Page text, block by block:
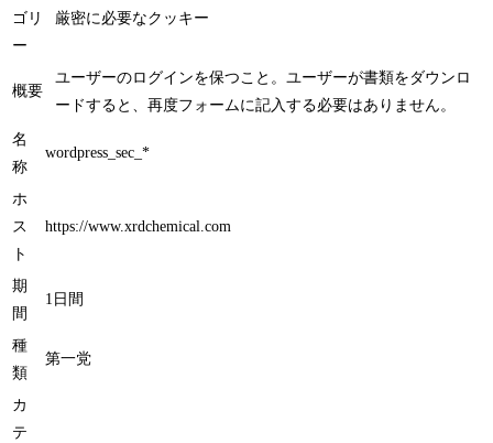
ゴリ
ー
厳密に必要なクッキー
概要
ユーザーのログインを保つこと。ユーザーが書類をダウンロ
ードすると、再度フォームに記入する必要はありません。
名
称
wordpress_sec_*
ホ
ス
ト
https://www.xrdchemical.com
期
間
1日間
種
類
第一党
カ
テ